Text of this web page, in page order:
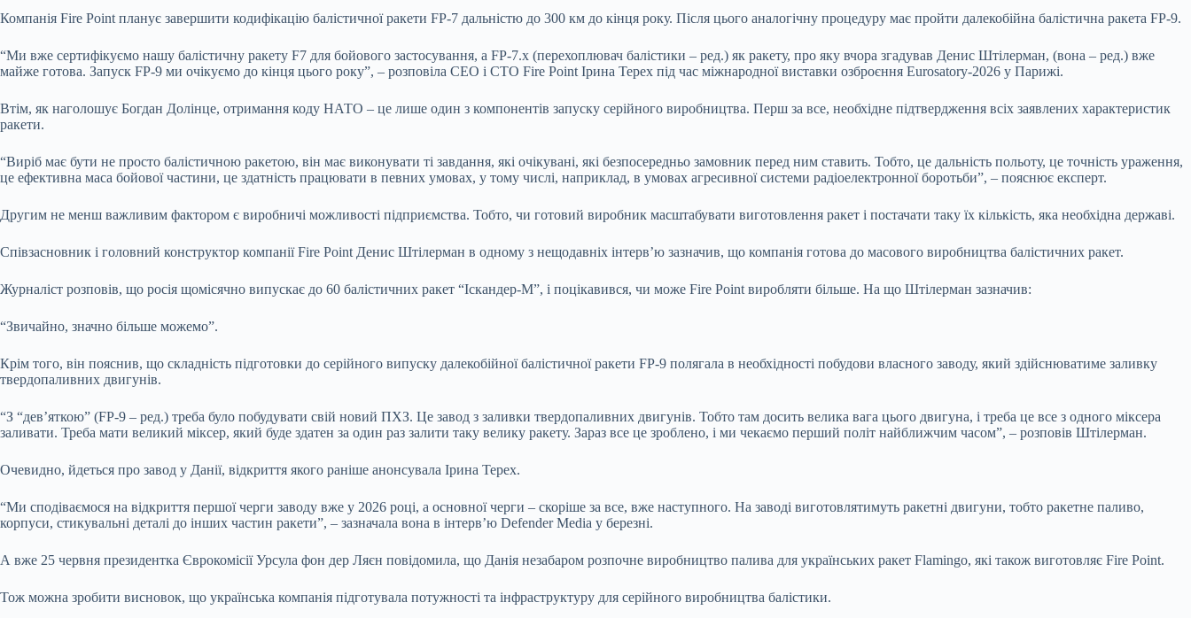
Компанія Fire Point планує завершити кодифікацію балістичної ракети FP-7 дальністю до 300 км до кінця року. Після цього аналогічну процедуру має пройти далекобійна балістична ракета FP-9.
“Ми вже сертифікуємо нашу балістичну ракету F7 для бойового застосування, а FP-7.х (перехоплювач балістики – ред.) як ракету, про яку вчора згадував Денис Штілерман, (вона – ред.) вже
майже готова. Запуск FP-9 ми очікуємо до кінця цього року”, – розповіла CEO і CTO Fire Point Ірина Терех під час міжнародної виставки озброєння Eurosatory-2026 у Парижі.
Втім, як наголошує Богдан Долінце, отримання коду НАТО – це лише один з компонентів запуску серійного виробництва. Перш за все, необхідне підтвердження всіх заявлених характеристик
ракети.
“Виріб має бути не просто балістичною ракетою, він має виконувати ті завдання, які очікувані, які безпосередньо замовник перед ним ставить. Тобто, це дальність польоту, це точність ураження,
це ефективна маса бойової частини, це здатність працювати в певних умовах, у тому числі, наприклад, в умовах агресивної системи радіоелектронної боротьби”, – пояснює експерт.
Другим не менш важливим фактором є виробничі можливості підприємства. Тобто, чи готовий виробник масштабувати виготовлення ракет і постачати таку їх кількість, яка необхідна державі.
Співзасновник і головний конструктор компанії Fire Point Денис Штілерман в одному з нещодавніх інтерв’ю зазначив, що компанія готова до масового виробництва балістичних ракет.
Журналіст розповів, що росія щомісячно випускає до 60 балістичних ракет “Іскандер-М”, і поцікавився, чи може Fire Point виробляти більше. На що Штілерман зазначив:
“Звичайно, значно більше можемо”.
Крім того, він пояснив, що складність підготовки до серійного випуску далекобійної балістичної ракети FP-9 полягала в необхідності побудови власного заводу, який здійснюватиме заливку
твердопаливних двигунів.
“З “дев’яткою” (FP-9 – ред.) треба було побудувати свій новий ПХЗ. Це завод з заливки твердопаливних двигунів. Тобто там досить велика вага цього двигуна, і треба це все з одного міксера
заливати. Треба мати великий міксер, який буде здатен за один раз залити таку велику ракету. Зараз все це зроблено, і ми чекаємо перший політ найближчим часом”, – розповів Штілерман.
Очевидно, йдеться про завод у Данії, відкриття якого раніше анонсувала Ірина Терех.
“Ми сподіваємося на відкриття першої черги заводу вже у 2026 році, а основної черги – скоріше за все, вже наступного. На заводі виготовлятимуть ракетні двигуни, тобто ракетне паливо,
корпуси, стикувальні деталі до інших частин ракети”, – зазначала вона в інтерв’ю Defender Media у березні.
А вже 25 червня президентка Єврокомісії Урсула фон дер Ляєн повідомила, що Данія незабаром розпочне виробництво палива для українських ракет Flamingo, які також виготовляє Fire Point.
Тож можна зробити висновок, що українська компанія підготувала потужності та інфраструктуру для серійного виробництва балістики.